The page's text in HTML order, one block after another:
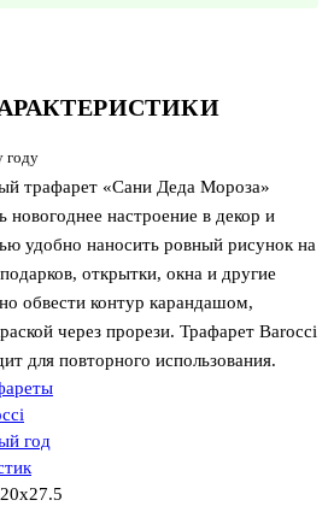
году
трафарет «Сани Деда Мороза»
настроение в декор и
удобно наносить ровный рисунок на
открытки, окна и другие
обвести контур карандашом,
через прорези. Трафарет Barocci
для повторного использования.
год